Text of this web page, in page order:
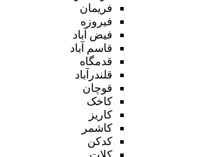
فریمان
فیروزه
فیض آباد
قاسم آباد
قدمگاه
قلندرآباد
قوچان
کاخک
کاریز
کاشمر
کدکن
کلات